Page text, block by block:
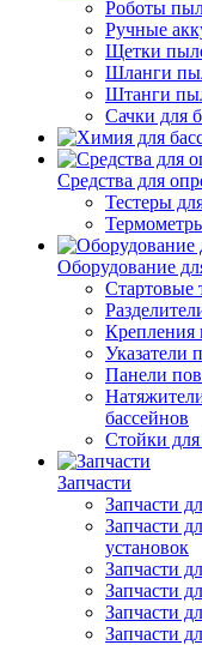
Роботы
Ручные
Щетки
Шланги
Штанги
Сачки для
Средства для
Тестеры
Оборудование
Стартовые
Крепления
Указатели
Панели
бассейнов
Стойки для
Запчасти
Запчасти
Запчасти
установок
Запчасти
Запчасти
Запчасти
Запчасти